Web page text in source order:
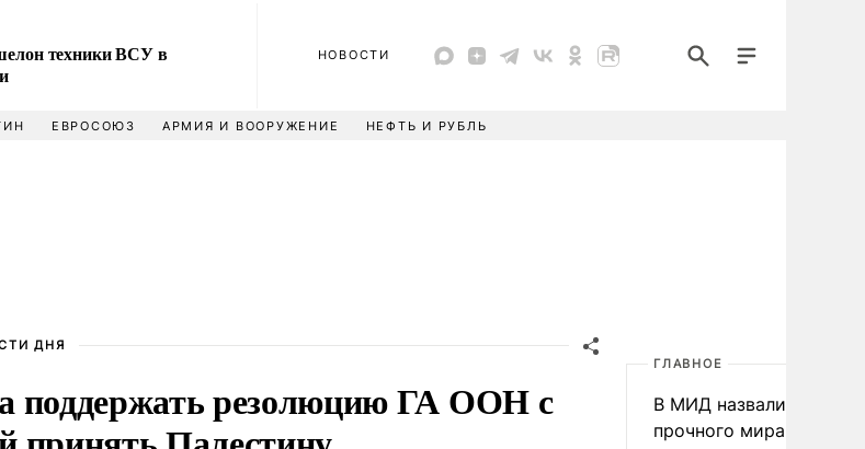
техники ВСУ в
НОВОСТИ
ЕВРОСОЮЗ АРМИЯ И ВООРУЖЕНИЕ НЕФТЬ И РУБЛЬ
ДНЯ
поддержать резолюцию ГА ООН с
ГЛАВНОЕ
В МИД назвали условия
прочного мира на